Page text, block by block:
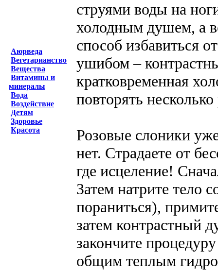
Аюрведа
Вегетарианство
Вещества
Витамины и
минералы
Вода
Воздействие
Детям
Здоровье
Красота
струями воды на
холодным душем, а
способ избавиться
ушибом –
кратковременная
повторять несколько
Розовые слоники
нет. Страдаете от
где исцеление!
Затем натрите тело
пораниться),
затем контрастный
закончите
общим теплым